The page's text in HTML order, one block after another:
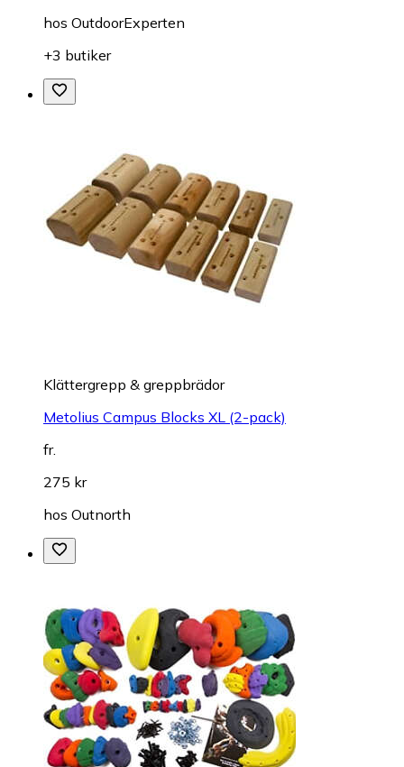
hos OutdoorExperten
+3 butiker
Klättergrepp & greppbrädor
Metolius Campus Blocks XL (2-pack)
fr.
275 kr
hos Outnorth